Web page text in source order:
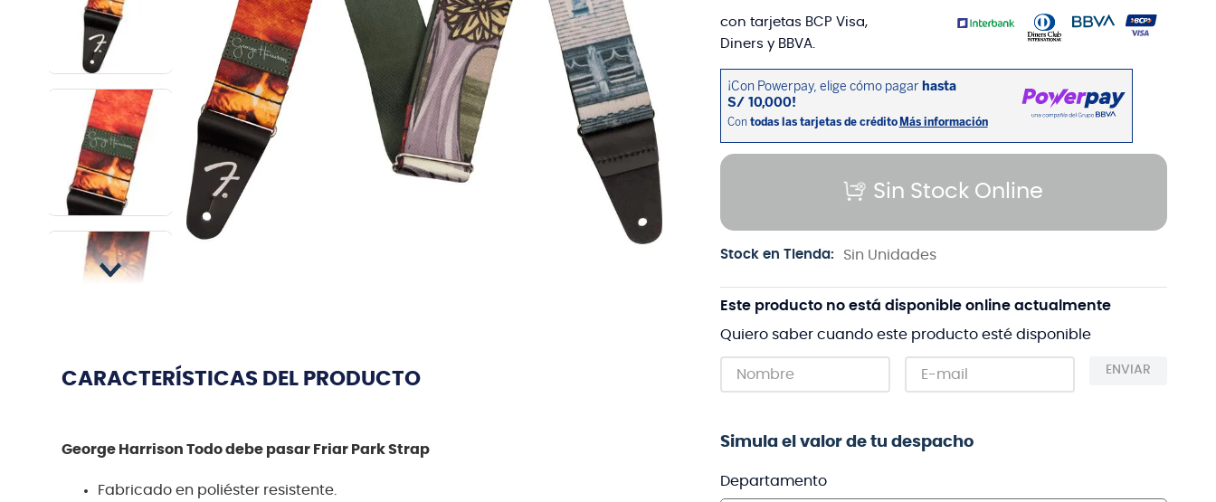
CARACTERÍSTICAS DEL PRODUCTO
George Harrison Todo debe pasar Friar Park Strap
Fabricado en poliéster resistente.
con tarjetas BCP Visa,
Diners y BBVA.
Sin Stock Online
Stock en Tienda: Sin Unidades
Este producto no está disponible online actualmente
Quiero saber cuando este producto esté disponible
ENVIAR
Simula el valor de tu despacho
Departamento